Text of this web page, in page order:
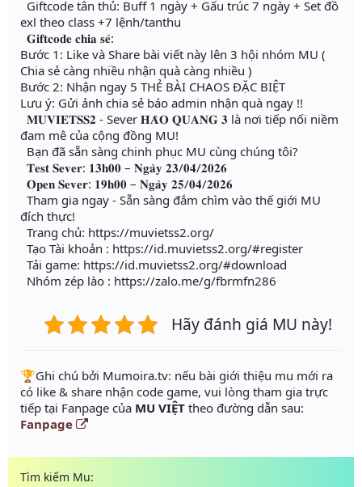
Giftcode tân thủ: Buff 1 ngày + Gấu trúc 7 ngày + Set đồ
exl theo class +7 lệnh/tanthu
𝐆𝐢𝐟𝐭𝐜𝐨𝐝𝐞 𝐜𝐡𝐢𝐚 𝐬𝐞̉:
Bước 1: Like và Share bài viết này lên 3 hội nhóm MU (
Chia sẻ càng nhiều nhận quà càng nhiều )
Bước 2: Nhận ngay 5 THẺ BÀI CHAOS ĐẶC BIỆT
Lưu ý: Gửi ảnh chia sẻ báo admin nhận quà ngay !!
𝐌𝐔𝐕𝐈𝐄𝐓𝐒𝐒𝟐 - Sever 𝐇𝐀̀𝐎 𝐐𝐔𝐀𝐍𝐆 𝟑 là nơi tiếp nối niềm
đam mê của cộng đồng MU!
Bạn đã sẵn sàng chinh phục MU cùng chúng tôi?
𝐓𝐞𝐬𝐭 𝐒𝐞𝐯𝐞𝐫: 𝟏𝟑𝐡𝟎𝟎 – 𝐍𝐠𝐚̀𝐲 𝟐𝟑/𝟎𝟒/𝟐𝟎𝟐𝟔
𝐎𝐩𝐞𝐧 𝐒𝐞𝐯𝐞𝐫: 𝟏𝟗𝐡𝟎𝟎 – 𝐍𝐠𝐚̀𝐲 𝟐𝟓/𝟎𝟒/𝟐𝟎𝟐𝟔
Tham gia ngay - Sẵn sàng đắm chìm vào thế giới MU
đích thực!
Trang chủ: https://muvietss2.org/
Tạo Tài khoản : https://id.muvietss2.org/#register
Tải game: https://id.muvietss2.org/#download
Nhóm zép lào : https://zalo.me/g/fbrmfn286
Hãy đánh giá MU này!
️🏆Ghi chú bởi Mumoira.tv: nếu bài giới thiệu mu mới ra
có like & share nhận code game, vui lòng tham gia trực
tiếp tại Fanpage của MU VIỆT theo đường dẫn sau:
Fanpage
Tìm kiếm Mu: